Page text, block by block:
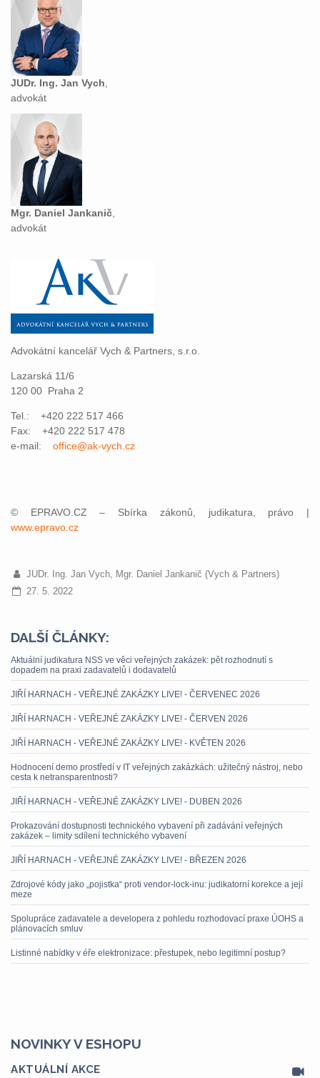
JUDr. Ing. Jan Vych
advokát
Mgr. Daniel Jankanič
advokát
Advokátní kancelář Vych & Partners, s.r.o.
Lazarská 11/6
120 00 Praha 2
Tel.: +420 222 517 466
Fax: +420 222 517 478
e-mail: office@ak-vych.cz
© EPRAVO.CZ – Sbírka zákonů, judikatura, právo |
www.epravo.cz
JUDr. Ing. Jan Vych, Mgr. Daniel Jankanič (Vych & Partners)
27. 5. 2022
DALŠÍ ČLÁNKY:
Aktuální judikatura NSS ve věci veřejných zakázek: pět rozhodnutí s
dopadem na praxi zadavatelů i dodavatelů
JIŘÍ HARNACH - VEŘEJNÉ ZAKÁZKY LIVE! - ČERVENEC 2026
JIŘÍ HARNACH - VEŘEJNÉ ZAKÁZKY LIVE! - ČERVEN 2026
JIŘÍ HARNACH - VEŘEJNÉ ZAKÁZKY LIVE! - KVĚTEN 2026
Hodnocení demo prostředí v IT veřejných zakázkách: užitečný nástroj, nebo
cesta k netransparentnosti?
JIŘÍ HARNACH - VEŘEJNÉ ZAKÁZKY LIVE! - DUBEN 2026
Prokazování dostupnosti technického vybavení při zadávání veřejných
zakázek – limity sdílení technického vybavení
JIŘÍ HARNACH - VEŘEJNÉ ZAKÁZKY LIVE! - BŘEZEN 2026
Zdrojové kódy jako „pojistka“ proti vendor-lock-inu: judikatorní korekce a její
meze
Spolupráce zadavatele a developera z pohledu rozhodovací praxe ÚOHS a
plánovacích smluv
Listinné nabídky v éře elektronizace: přestupek, nebo legitimní postup?
NOVINKY V ESHOPU
AKTUÁLNÍ AKCE